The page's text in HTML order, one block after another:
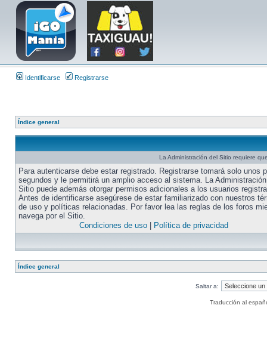
Identificarse Registrarse
Índice general
La Administración del Sitio requiere
Para autenticarse debe estar registrado. Registrarse tomará solo unos
segundos y le permitirá un amplio acceso al sistema. La
Sitio puede además otorgar permisos adicionales a los usuarios
Antes de identificarse asegúrese de estar familiarizado con nuestros
de uso y políticas relacionadas. Por favor lea las reglas de los foros
navega por el Sitio.
Condiciones de uso| Política de privacidad
Índice general
Saltar a:
Traducción al